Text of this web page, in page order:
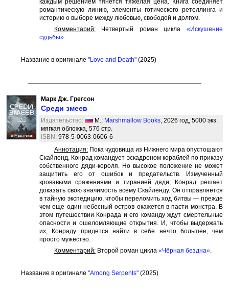
каждым решением тянется тяжёлая цена. Книга соединяет
романтическую линию, элементы готического ретеллинга и
историю о выборе между любовью, свободой и долгом.
Комментарий:Четвертый роман цикла «Искушение
судьбы».
Название в оригинале "Love and Death"(2025)
Марк Дж. Грегсон
Среди змеев
Издательство: М.: Marshmallow Books, 2026 год, 5000 экз.
мягкая обложка, 576 стр.
ISBN: 978-5-0063-0606-6
Аннотация:Пока чудовища из Нижнего мира опустошают
Скайленд, Конрад командует эскадроном кораблей по приказу
собственного дяди-короля. Но высокое положение не может
защитить его от ошибок и предательств. Измученный
кровавыми сражениями и тиранией дяди, Конрад решает
доказать свою значимость всему Скайленду. Он отправляется
в тайную экспедицию, чтобы переломить ход битвы — прежде
чем еще один небесный остров окажется в пасти монстра. В
этом путешествии Конрада и его команду ждут смертельные
опасности и ошеломляющие открытия. И, чтобы выдержать
их, Конраду придется найти в себе нечто большее, чем
просто мужество.
Комментарий:Второй роман цикла «Чёрная бездна».
Название в оригинале "Among Serpents"(2025)